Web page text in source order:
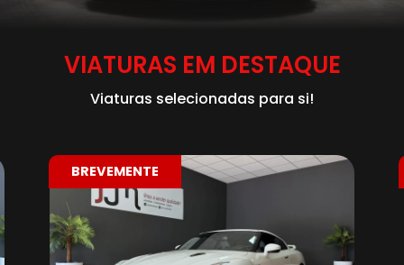
VIATURAS EM DESTAQUE
Viaturas selecionadas para si!
4X4